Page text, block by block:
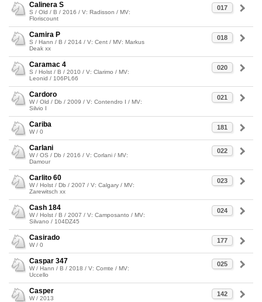
017
Calinera S
S / Old / B / 2016 / V: Radisson / MV:
Floriscount
018
Camira P
S / Hann / B / 2014 / V: Cent / MV: Markus
Deak xx
020
Caramac 4
S / Holst / B / 2010 / V: Clarimo / MV:
Leonid / 106PL66
021
Cardoro
W / Old / Db / 2009 / V: Contendro I / MV:
Silvio I
181
Cariba
W / 0
022
Carlani
W / OS / Db / 2016 / V: Corlani / MV:
Damour
023
Carlito 60
W / Holst / Db / 2007 / V: Calgary / MV:
Zarewitsch xx
024
Cash 184
W / Holst / B / 2007 / V: Camposanto / MV:
Silvano / 104DZ45
177
Casirado
W / 0
025
Caspar 347
W / Hann / B / 2018 / V: Comte / MV:
Uccello
142
Casper
W / 2013